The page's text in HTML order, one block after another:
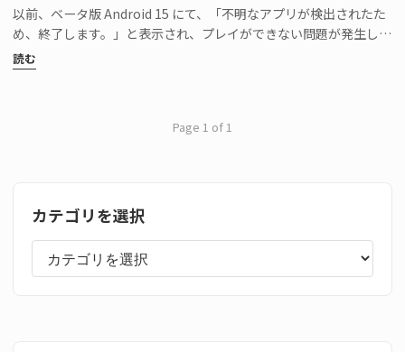
以前、ベータ版 Android 15 にて、「不明なアプリが検出されたた
め、終了します。」と表示され、プレイができない問題が発生して
いました…
読む
Page 1 of 1
カテゴリを選択